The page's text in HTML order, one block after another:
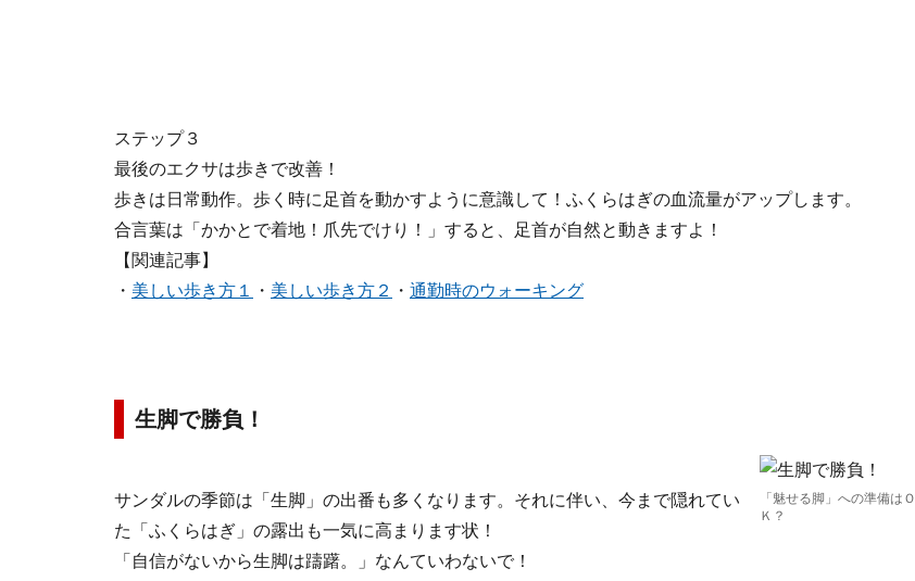
ステップ３
最後のエクサは歩きで改善！
歩きは日常動作。歩く時に足首を動かすように意識して！ふくらはぎの血流量がアップします。
合言葉は「かかとで着地！爪先でけり！」すると、足首が自然と動きますよ！
【関連記事】
・ 美しい歩き方１ ・ 美しい歩き方２ ・ 通勤時のウォーキング
生脚で勝負！
「魅せる脚」への準備はＯ
Ｋ？
サンダルの季節は「生脚」の出番も多くなります。それに伴い、今まで隠れてい
た「ふくらはぎ」の露出も一気に高まります状！
「自信がないから生脚は躊躇。」なんていわないで！